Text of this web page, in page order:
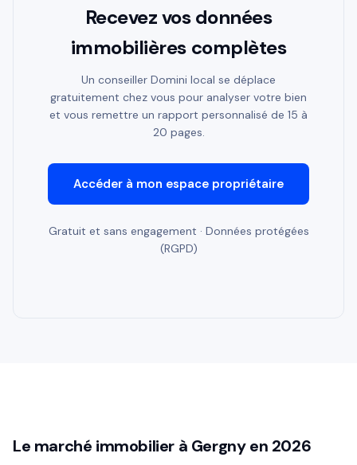
Recevez vos données
immobilières complètes
Un conseiller Domini local se déplace
gratuitement chez vous pour analyser votre bien
et vous remettre un rapport personnalisé de 15 à
20 pages.
Accéder à mon espace propriétaire
Gratuit et sans engagement · Données protégées
(RGPD)
Le marché immobilier à Gergny en 2026